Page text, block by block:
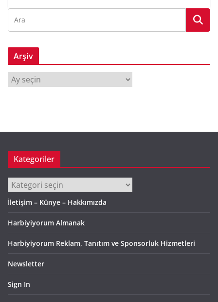
Arşiv
r
Kategoriler
Kategoriler
İletişim – Künye – Hakkımızda
Harbiyiyorum Almanak
Harbiyiyorum Reklam, Tanıtım ve Sponsorluk Hizmetleri
Newsletter
Sign In